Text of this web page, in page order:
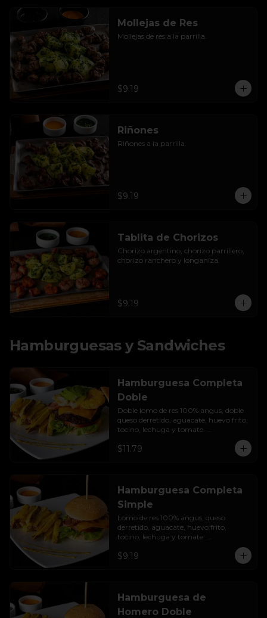
Mollejas de Res
Mollejas de res a la parrilla.
$9.19
Riñones
Riñones a la parrilla.
$9.19
Tablita de Chorizos
Chorizo argentino, chorizo parrillero,
chorizo ranchero y longaniza.
$9.19
Hamburguesas y Sandwiches
Hamburguesa Completa
Doble
Doble lomo de res 100% angus, doble
queso derretido, aguacate, huevo frito,
tocino, lechuga y tomate.
$11.79
Hamburguesa Completa
Simple
Lomo de res 100% angus, queso
derretido, aguacate, huevo frito,
tocino, lechuga y tomate.
$9.19
Hamburguesa de
Homero Doble